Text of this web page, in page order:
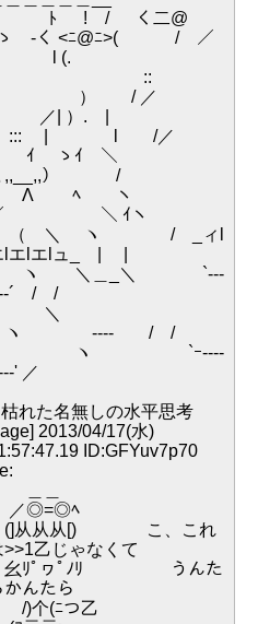
! / く二@
‐く <ﾆ@ﾆ>( / ／
l (.
::
） / ／
| ）. |
| l /／
ｲ ゝｲ ＼
､,,__,,） /
ﾍ ヽ
＼ ｲヽ
＼ ヽゝ / _ィl
lエlエlュ_ | |
＼＿_＼ `‐--
‐´ / /
ヽ ‐--‐ / /
`ｰ‐---
／
れた名無しの水平思考
2013/04/17(水)
ID:GFYuv7p70
◎=◎ﾍ
从从从[) こ、これ
>>1乙じゃなくて
ﾘﾟヮﾟﾉﾘ うんた
かんたら
个(ﾆつ乙